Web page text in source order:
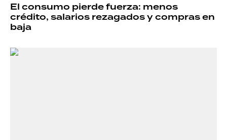
El consumo pierde fuerza: menos
crédito, salarios rezagados y compras en
baja